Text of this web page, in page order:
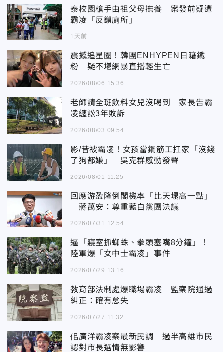
泰校園槍手由祖父母撫養 案發前疑遭
霸凌「反鎖廁所」
1天前
震撼追星圈！韓團ENHYPEN日籍鐵
粉 疑不堪網暴直播輕生亡
2026/08/06 15:36
老師請全班飲料女兒沒喝到 家長告霸
凌纏訟3年敗訴
2026/08/03 09:54
影/昔被霸凌！女孩當鋼筋工扛家「沒錢
了狗都嫌」 吳克群感動發聲
2026/08/01 11:25
回應游盈隆倒閣機率「比天塌高一點」
蔣萬安：尊重藍白黨團決議
2026/07/31 12:54
逼「寢室抓蜘蛛、拳頭塞嘴8分鐘」！
陸軍爆「女中士霸凌」事件
2026/07/29 13:16
教育部法制處爆職場霸凌 監察院通過
糾正：確有怠失
2026/07/27 11:32
佀廣洋霸凌案最新民調 過半高雄市民
認對市長選情無影響